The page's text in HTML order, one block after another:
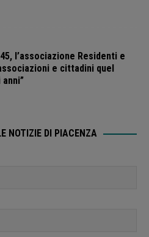
l’associazione Residenti e
e cittadini quel
NOTIZIE DI PIACENZA